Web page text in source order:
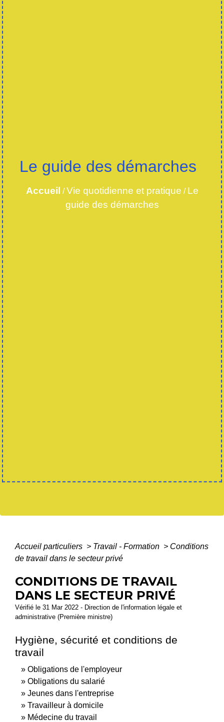
Le guide des démarches
Accueil /Vie quotidienne et pratique / Le
guide des démarches
Accueil particuliers > Travail - Formation > Conditions
de travail dans le secteur privé
CONDITIONS DE TRAVAIL
DANS LE SECTEUR PRIVÉ
Vérifié le 31 Mar 2022 - Direction de l'information légale et
administrative (Première ministre)
Hygiène, sécurité et conditions de
travail
Obligations de l'employeur
Obligations du salarié
Jeunes dans l'entreprise
Travailleur à domicile
Médecine du travail